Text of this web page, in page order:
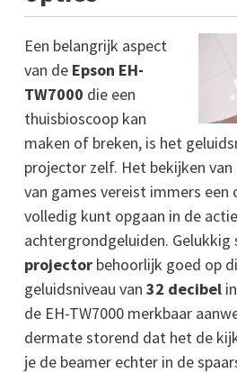
Een belangrijk aspect
van de Epson EH-
TW7000 die een
thuisbioscoop kan
maken of breken, is het
projector zelf. Het bekijken
van games vereist immers een
volledig kunt opgaan in de
achtergrondgeluiden. Gelukkig
projector behoorlijk goed op
geluidsniveau van 32 decibel
de EH-TW7000 merkbaar
dermate storend dat het de
je de beamer echter in de